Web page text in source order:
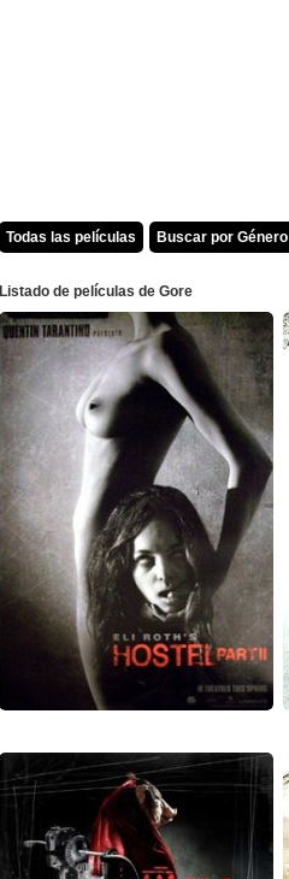
Todas las películas Buscar por Género
Listado de películas de Gore